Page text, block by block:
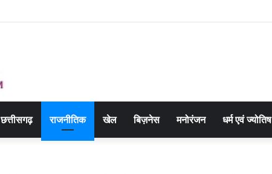
छत्तीसगढ़ राजनीतिक खेल बिज़नेस मनोरंजन धर्म एवं ज्योतिष